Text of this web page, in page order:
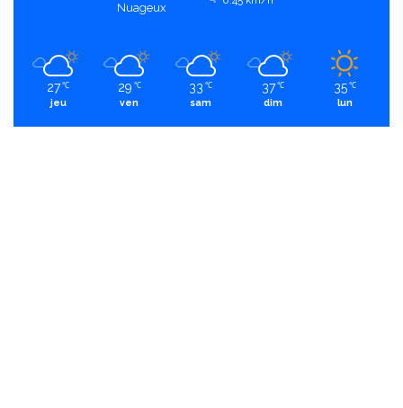
Nuageux
27 ℃
jeu
29 ℃
ven
33 ℃
sam
37 ℃
dim
35 ℃
lun